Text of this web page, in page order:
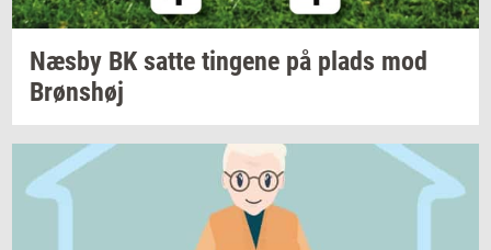
Næsby BK satte tin­ge­ne på plads mod
Brøns­høj